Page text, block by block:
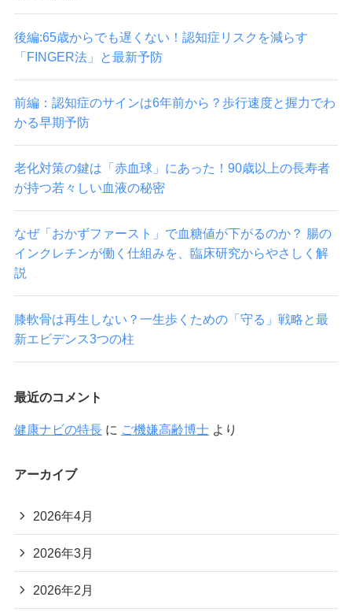
後編:65歳からでも遅くない！認知症リスクを減らす
「FINGER法」と最新予防
前編：認知症のサインは6年前から？歩行速度と握力でわ
かる早期予防
老化対策の鍵は「赤血球」にあった！90歳以上の長寿者
が持つ若々しい血液の秘密
なぜ「おかずファースト」で血糖値が下がるのか？ 腸の
インクレチンが働く仕組みを、臨床研究からやさしく解
説
膝軟骨は再生しない？一生歩くための「守る」戦略と最
新エビデンス3つの柱
最近のコメント
健康ナビの特長に ご機嫌高齢博士より
アーカイブ
2026年4月
2026年3月
2026年2月